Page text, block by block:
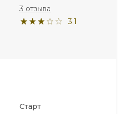
3.1
3 отзыва
Старт